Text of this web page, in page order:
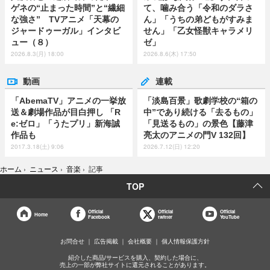
ゲネの“止まった時間”と“繊細
な強さ” TVアニメ「天幕の
ジャードゥーガル」インタビ
ュー（８）
2026.8.3(月) 18:00
て、噛み合う「令和のダラさ
ん」「うちの弟どもがすみま
せん」「乙女怪獣キャラメリ
ゼ」
2026.8.6(木) 17:50
動画
「AbemaTV」アニメの一挙放
送＆劇場作品が目白押し 「R
e:ゼロ」「うたプリ」新海誠
作品も
2017.3.18(土) 9:06
連載
「淡島百景」歌劇学校の“箱の
中”であり続ける「去るもの」
「見送るもの」の景色【藤津
亮太のアニメの門V 132回】
2026.7.12(日) 12:20
ホーム › ニュース › 音楽 › 記事
TOP
Home
Official
Facebook
Official
twitter
Official
YouTube
お問合せ 広告掲載 会社概要 個人情報保護方針
紹介した商品/サービスを購入、契約した場合に、
売上の一部が弊社サイトに還元されることがあります。